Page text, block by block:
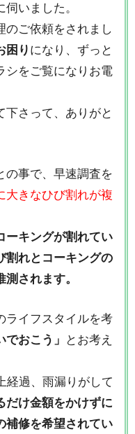
いました。
のご依頼をされまし
困り になり、ずっと
シをご覧になりお電
下さって、ありがと
の事で、早速調査を
大きなひび割れが複
ーキングが割れてい
割れとコーキングの
されます。
ライフスタイルを考
でおこう」
とお考え
経過、雨漏りがして
だけ金額をかけずに
補修を希望されてい